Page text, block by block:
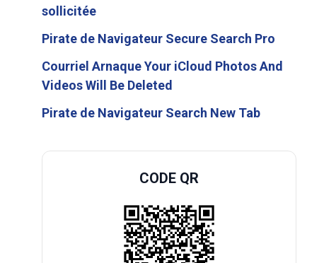
sollicitée
Pirate de Navigateur Secure Search Pro
Courriel Arnaque Your iCloud Photos And
Videos Will Be Deleted
Pirate de Navigateur Search New Tab
CODE QR